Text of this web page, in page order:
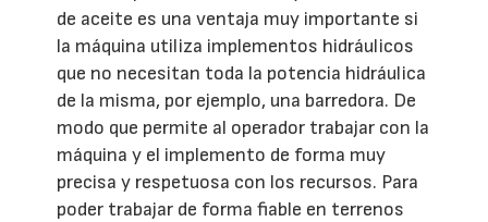
de aceite es una ventaja muy importante si
la máquina utiliza implementos hidráulicos
que no necesitan toda la potencia hidráulica
de la misma, por ejemplo, una barredora. De
modo que permite al operador trabajar con la
máquina y el implemento de forma muy
precisa y respetuosa con los recursos. Para
poder trabajar de forma fiable en terrenos